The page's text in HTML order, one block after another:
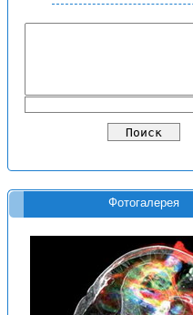
Фотогалерея